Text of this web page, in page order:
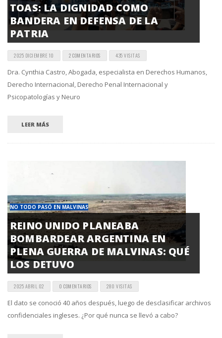
TOAS: LA DIGNIDAD COMO
BANDERA EN DEFENSA DE LA
PATRIA
2025 DICIEMBRE 10 2 COMENTARIOS 435 VISITAS
Dra. Cynthia Castro, Abogada, especialista en Derechos Humanos,
Derecho Internacional, Derecho Penal Internacional y
Psicopatologías y Neuro
LEER MÁS
NO TODO PASÓ EN MALVINAS
REINO UNIDO PLANEABA
BOMBARDEAR ARGENTINA EN
PLENA GUERRA DE MALVINAS: QUÉ
LOS DETUVO
2025 ABRIL 02 0 COMENTARIOS 280 VISITAS
El dato se conoció 40 años después, luego de desclasificar archivos
confidenciales ingleses. ¿Por qué nunca se llevó a cabo?